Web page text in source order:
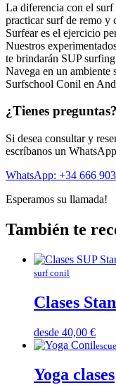
La diferencia con el surf
practicar surf de remo y
Surfear es el ejercicio
Nuestros
te brindarán SUP
Navega en un ambiente
Surfschool Conil en
¿Tienes
Si desea consultar y
escríbanos un
WhatsApp: +34 666
Esperamos su llamada!
También te
surf conil
Clases
desde 40,00 €
Yoga clases